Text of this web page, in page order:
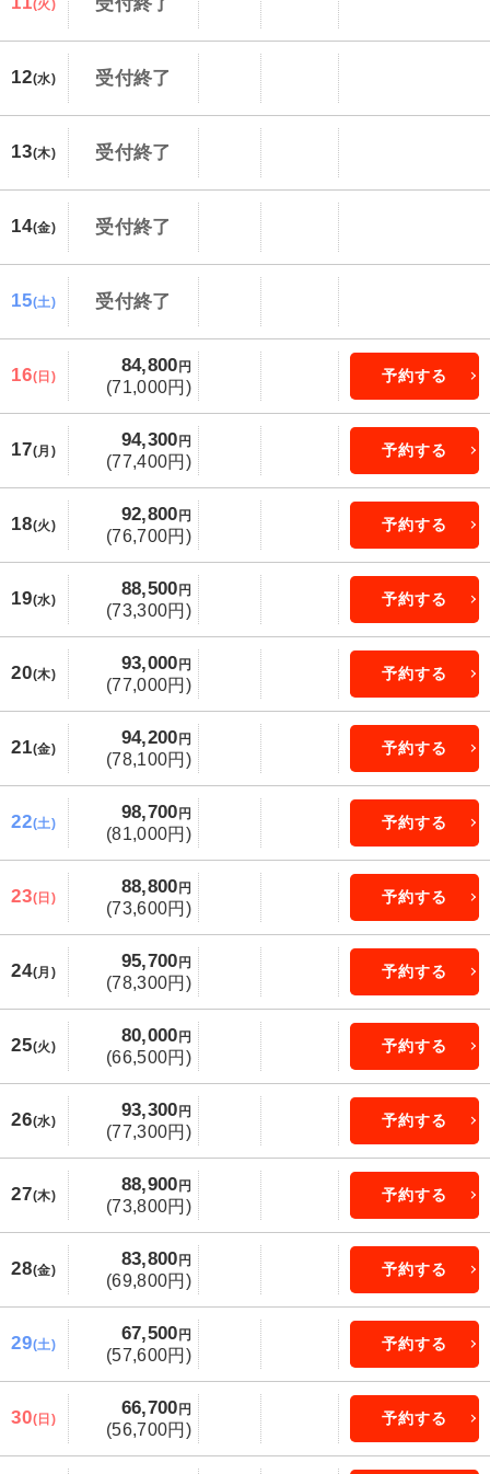
(火)
12(水) 受付終了
13(木) 受付終了
14(金) 受付終了
15(土) 受付終了
16(日)
84,800円
(71,000円)
予約する
17(月)
94,300円
(77,400円)
予約する
18(火)
92,800円
(76,700円)
予約する
19(水)
88,500円
(73,300円)
予約する
20(木)
93,000円
(77,000円)
予約する
21(金)
94,200円
(78,100円)
予約する
22(土)
98,700円
(81,000円)
予約する
23(日)
88,800円
(73,600円)
予約する
24(月)
95,700円
(78,300円)
予約する
25(火)
80,000円
(66,500円)
予約する
26(水)
93,300円
(77,300円)
予約する
27(木)
88,900円
(73,800円)
予約する
28(金)
83,800円
(69,800円)
予約する
29(土)
67,500円
(57,600円)
予約する
30(日)
66,700円
(56,700円)
予約する